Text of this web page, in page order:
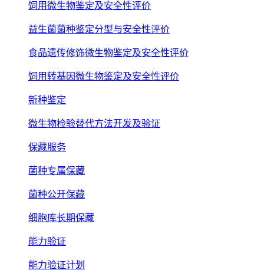
饲用微生物鉴定及安全性评价
益生菌菌种鉴定分型与安全性评价
食品遗传修饰微生物鉴定及安全性评价
饲用转基因微生物鉴定及安全性评价
新种鉴定
微生物检验替代方法开发及验证
保藏服务
菌种专属保藏
菌种公开保藏
细胞库长期保藏
能力验证
能力验证计划